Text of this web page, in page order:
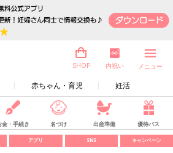
赤ちゃん・育児 妊活
SHOP 内祝い メニュー
金・手続き 名づけ 出産準備 優待パス
アプリ SNS キャンペーン